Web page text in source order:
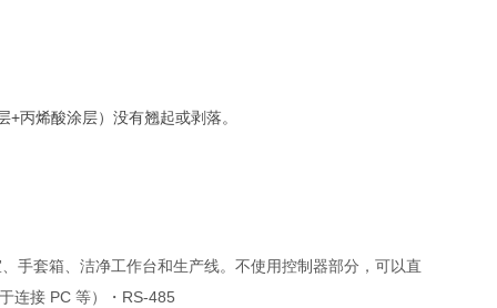
丙烯酸涂层）没有翘起或剥落。
手套箱、洁净工作台和生产线。不使用控制器部分，可以直
连接 PC 等）・RS-485